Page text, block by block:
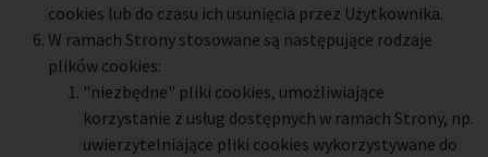
cookies lub do czasu ich usunięcia przez Użytkownika.
W ramach Strony stosowane są następujące rodzaje
plików cookies:
"niezbędne" pliki cookies, umożliwiające
korzystanie z usług dostępnych w ramach Strony, np.
uwierzytelniające pliki cookies wykorzystywane do